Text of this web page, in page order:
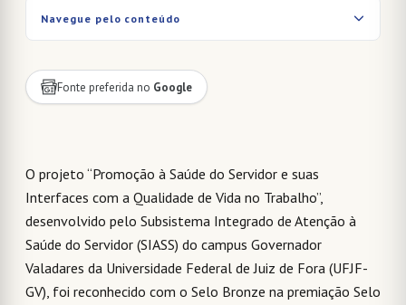
Navegue pelo conteúdo
Fonte preferida no Google
O projeto “Promoção à Saúde do Servidor e suas
Interfaces com a Qualidade de Vida no Trabalho”,
desenvolvido pelo Subsistema Integrado de Atenção à
Saúde do Servidor (SIASS) do campus Governador
Valadares da Universidade Federal de Juiz de Fora (UFJF-
GV), foi reconhecido com o Selo Bronze na premiação Selo